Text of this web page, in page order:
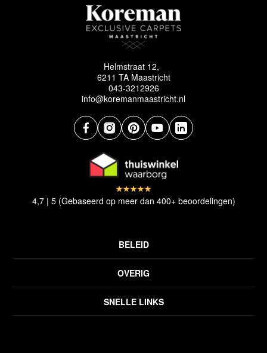
Helmstraat 12,
6211 TA Maastricht
043-3212926
info@koremanmaastricht.nl
SNELLE LINKS
OVERIG
Inspiratie
BELEID
Disclaimer
Verzendbeleid
4,7 | 5 (Gebaseerd op meer dan 400+ beoordelingen)